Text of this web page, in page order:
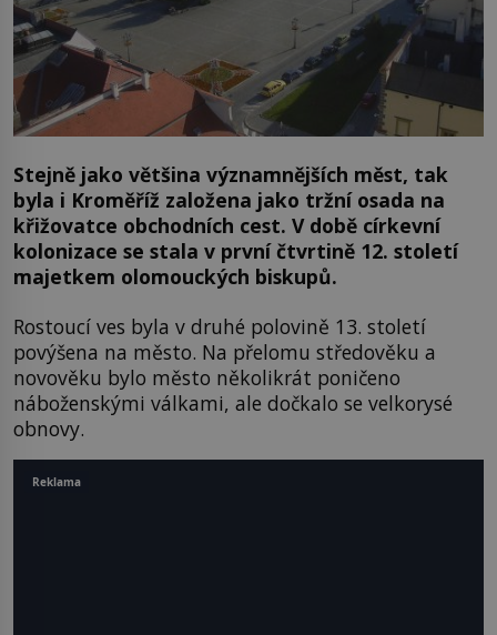
Stejně jako většina významnějších měst, tak
byla i Kroměříž založena jako tržní osada na
křižovatce obchodních cest. V době církevní
kolonizace se stala v první čtvrtině 12. století
majetkem olomouckých biskupů.
Rostoucí ves byla v druhé polovině 13. století
povýšena na město. Na přelomu středověku a
novověku bylo město několikrát poničeno
náboženskými válkami, ale dočkalo se velkorysé
obnovy.
Reklama